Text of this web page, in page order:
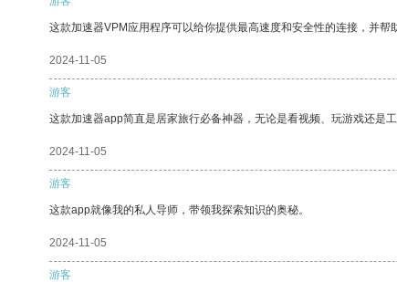
这款加速器VPM应用程序可以给你提供最高速度和安全性的连接，并帮
2024-11-05
游客
这款加速器app简直是居家旅行必备神器，无论是看视频、玩游戏还是
2024-11-05
游客
这款app就像我的私人导师，带领我探索知识的奥秘。
2024-11-05
游客